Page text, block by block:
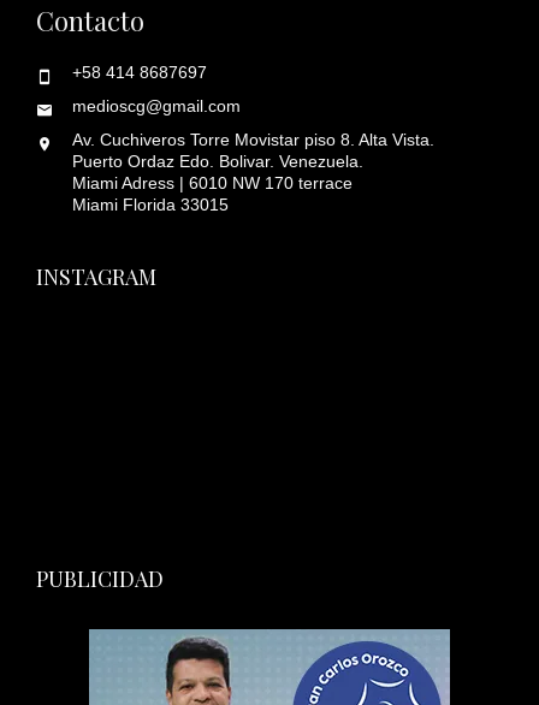
Contacto
+58 414 8687697
medioscg@gmail.com
Av. Cuchiveros Torre Movistar piso 8. Alta Vista.
Puerto Ordaz Edo. Bolivar. Venezuela.
Miami Adress | 6010 NW 170 terrace
Miami Florida 33015
INSTAGRAM
PUBLICIDAD